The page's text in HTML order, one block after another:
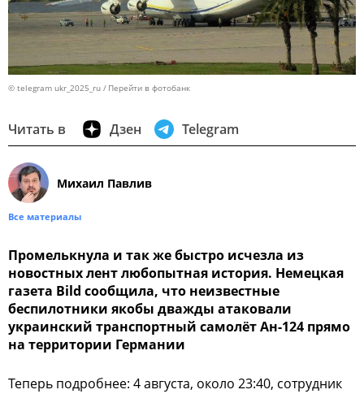
© telegram ukr_2025_ru Перейти в фотобанк
Читать в Дзен Telegram
Михаил Павлив
Все материалы
Промелькнула и так же быстро исчезла из
новостных лент любопытная история. Немецкая
газета Bild сообщила, что неизвестные
беспилотники якобы дважды атаковали
украинский транспортный самолёт Ан-124 прямо
на территории Германии
Теперь подробнее: 4 августа, около 23:40, сотрудник